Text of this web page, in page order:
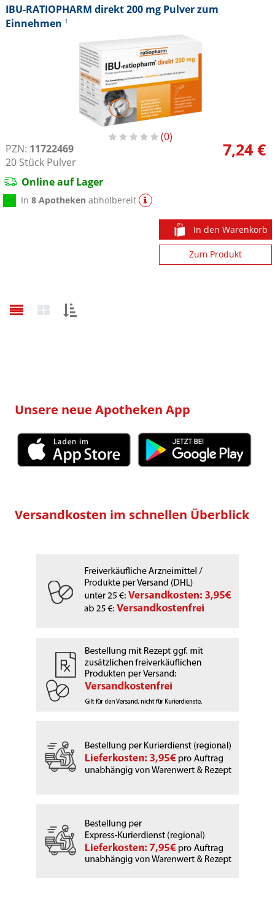
IBU-RATIOPHARM direkt 200 mg Pulver zum
Einnehmen 1
0
PZN: 11722469
20 Stück Pulver
7,24 €
Online auf Lager
In8 Apotheken abholbereit
In den Warenkorb
Zum Produkt
Unsere neue Apotheken App
Versandkosten im schnellen Überblick